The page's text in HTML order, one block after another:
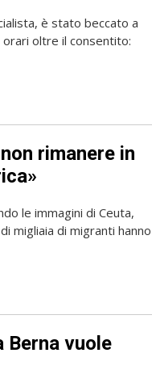
è stato beccato a
oltre il consentito:
rimanere in
le immagini di Ceuta,
migliaia di migranti hanno
Berna vuole